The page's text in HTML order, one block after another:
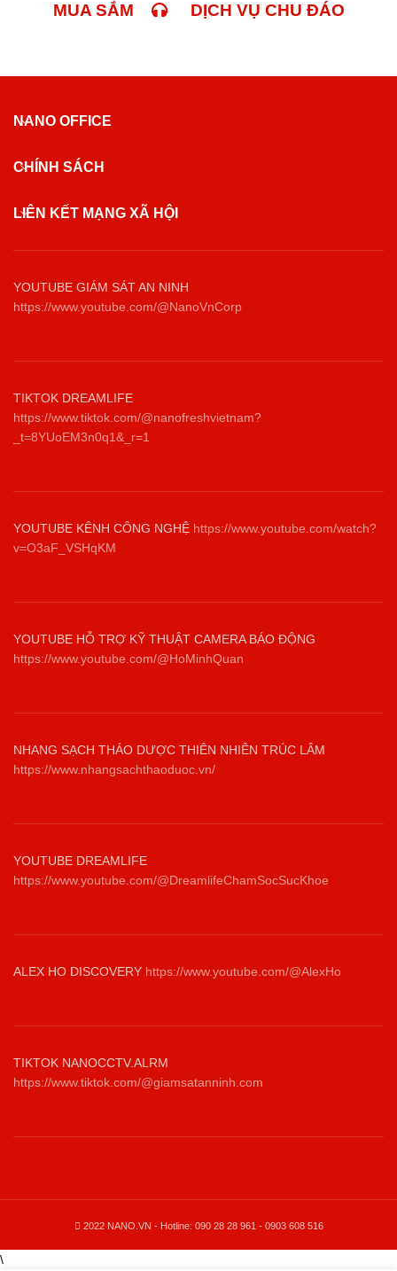
MUA SẮM
DỊCH VỤ CHU ĐÁO
NANO OFFICE
CHÍNH SÁCH
LIÊN KẾT MẠNG XÃ HỘI
YOUTUBE GIÁM SÁT AN NINH
https://www.youtube.com/@NanoVnCorp
TIKTOK DREAMLIFE
https://www.tiktok.com/@nanofreshvietnam?
_t=8YUoEM3n0q1&_r=1
YOUTUBE KÊNH CÔNG NGHỆ https://www.youtube.com/watch?
v=O3aF_VSHqKM
YOUTUBE HỖ TRỢ KỸ THUẬT CAMERA BÁO ĐỘNG
https://www.youtube.com/@HoMinhQuan
NHANG SẠCH THẢO DƯỢC THIÊN NHIÊN TRÚC LÂM
https://www.nhangsachthaoduoc.vn/
YOUTUBE DREAMLIFE
https://www.youtube.com/@DreamlifeChamSocSucKhoe
ALEX HO DISCOVERY https://www.youtube.com/@AlexHo
TIKTOK NANOCCTV.ALRM
https://www.tiktok.com/@giamsatanninh.com
2022 NANO.VN - Hotline: 090 28 28 961 - 0903 608 516
\